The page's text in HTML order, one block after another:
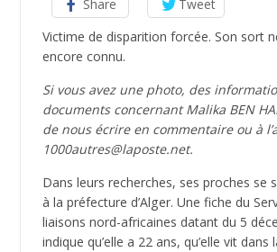
Share
Tweet
Victime de disparition forcée. Son sort
encore connu.
Si vous avez une photo, des
documents concernant Malika BEN
de nous écrire en commentaire ou à
1000autres@laposte.net.
Dans leurs recherches, ses proches se
à la préfecture d’Alger. Une fiche du
liaisons nord-africaines datant du 5
indique qu’elle a 22 ans, qu’elle vit dans